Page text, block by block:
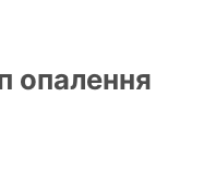
опалення